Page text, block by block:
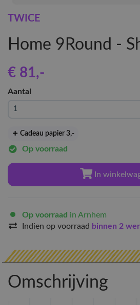
TWICE
Home 9Round -
€ 81,-
Aantal
Cadeau papier 3,-
Op voorraad
In
Op voorraad in Arnhem
Indien op voorraad binnen 2
Omschrijving